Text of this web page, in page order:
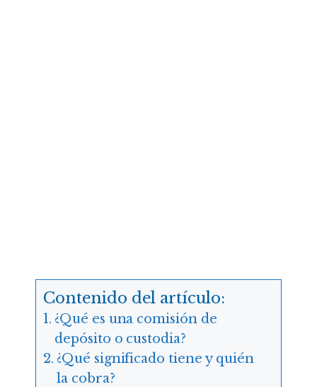
Contenido del artículo:
¿Qué es una comisión de
depósito o custodia?
¿Qué significado tiene y quién
la cobra?